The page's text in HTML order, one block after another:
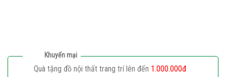
Khuyến mại
Quà tặng đồ nội thất trang trí lên đến 1.000.000đ